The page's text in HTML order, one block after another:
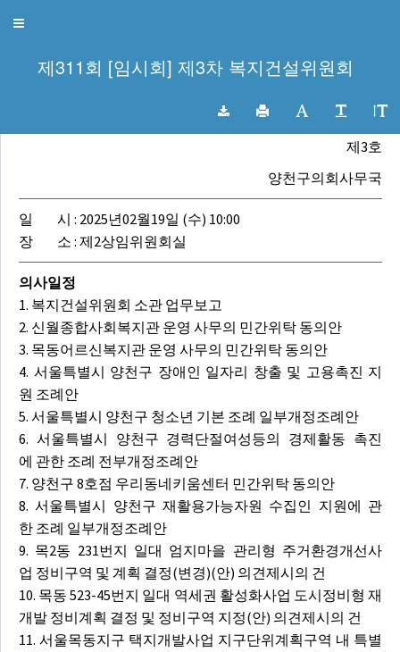
Toggle
제311회 [임시회] 제3차 복지건설위원회
제311회 양천구의회 [임시회]
복지건설위원회회의록
제3호
양천구의회사무국
일 시 : 2025년02월19일 (수) 10:00
장 소 : 제2상임위원회실
의사일정
1. 복지건설위원회 소관 업무보고
2. 신월종합사회복지관 운영 사무의 민간위탁 동의안
3. 목동어르신복지관 운영 사무의 민간위탁 동의안
4. 서울특별시 양천구 장애인 일자리 창출 및 고용촉진 지
원 조례안
5. 서울특별시 양천구 청소년 기본 조례 일부개정조례안
6. 서울특별시 양천구 경력단절여성등의 경제활동 촉진
에 관한 조례 전부개정조례안
7. 양천구 8호점 우리동네키움센터 민간위탁 동의안
8. 서울특별시 양천구 재활용가능자원 수집인 지원에 관
한 조례 일부개정조례안
9. 목2동 231번지 일대 엄지마을 관리형 주거환경개선사
업 정비구역 및 계획 결정(변경)(안) 의견제시의 건
10. 목동 523-45번지 일대 역세권 활성화사업 도시정비형 재
개발 정비계획 결정 및 정비구역 지정(안) 의견제시의 건
11. 서울목동지구 택지개발사업 지구단위계획구역 내 특별